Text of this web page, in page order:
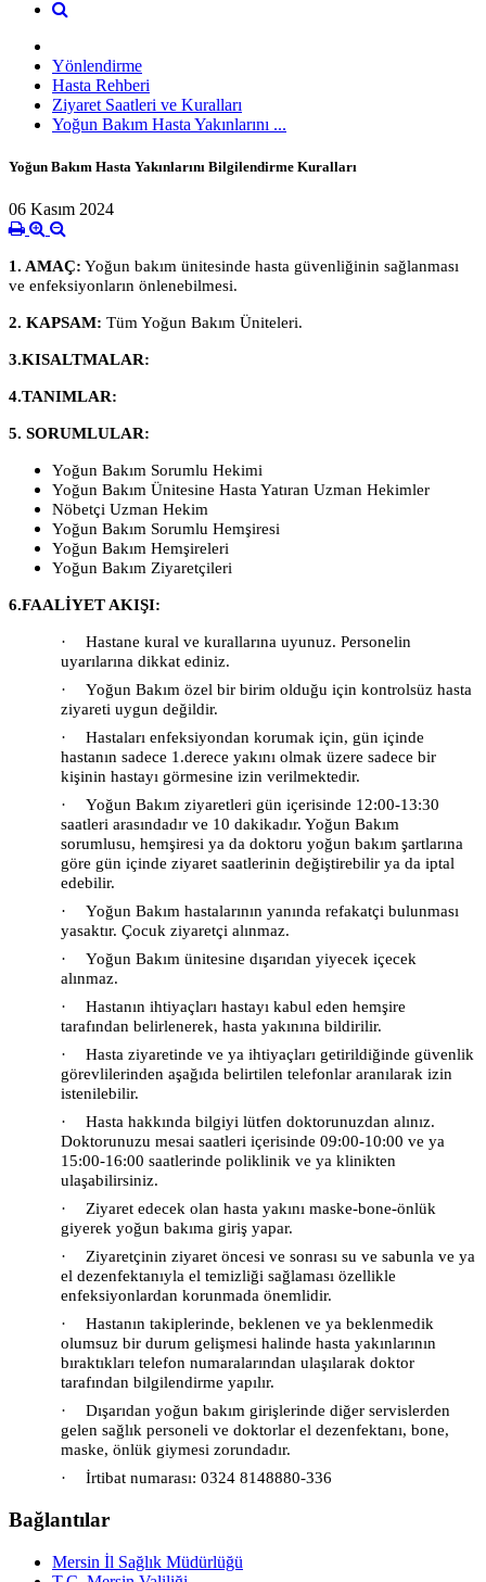
Yönlendirme
Hasta Rehberi
Ziyaret Saatleri ve Kuralları
Yoğun Bakım Hasta Yakınlarını ...
Yoğun Bakım Hasta Yakınlarını Bilgilendirme Kuralları
06 Kasım 2024
1. AMAÇ: Yoğun bakım ünitesinde hasta güvenliğinin sağlanması
ve enfeksiyonların önlenebilmesi.
2. KAPSAM: Tüm Yoğun Bakım Üniteleri.
3.KISALTMALAR:
4.TANIMLAR:
5. SORUMLULAR:
Yoğun Bakım Sorumlu Hekimi
Yoğun Bakım Ünitesine Hasta Yatıran Uzman Hekimler
Nöbetçi Uzman Hekim
Yoğun Bakım Sorumlu Hemşiresi
Yoğun Bakım Hemşireleri
Yoğun Bakım Ziyaretçileri
6.FAALİYET AKIŞI:
·
Hastane kural ve kurallarına uyunuz. Personelin
uyarılarına dikkat ediniz.
·
Yoğun Bakım özel bir birim olduğu için kontrolsüz hasta
ziyareti uygun değildir.
·
Hastaları enfeksiyondan korumak için, gün içinde
hastanın sadece 1.derece yakını olmak üzere sadece bir
kişinin hastayı görmesine izin verilmektedir.
·
Yoğun Bakım ziyaretleri gün içerisinde 12:00-13:30
saatleri arasındadır ve 10 dakikadır. Yoğun Bakım
sorumlusu, hemşiresi ya da doktoru yoğun bakım şartlarına
göre gün içinde ziyaret saatlerinin değiştirebilir ya da iptal
edebilir.
·
Yoğun Bakım hastalarının yanında refakatçi bulunması
yasaktır. Çocuk ziyaretçi alınmaz.
·
Yoğun Bakım ünitesine dışarıdan yiyecek içecek
alınmaz.
·
Hastanın ihtiyaçları hastayı kabul eden hemşire
tarafından belirlenerek, hasta yakınına bildirilir.
·
Hasta ziyaretinde ve ya ihtiyaçları getirildiğinde güvenlik
görevlilerinden aşağıda belirtilen telefonlar aranılarak izin
istenilebilir.
·
Hasta hakkında bilgiyi lütfen doktorunuzdan alınız.
Doktorunuzu mesai saatleri içerisinde 09:00-10:00 ve ya
15:00-16:00 saatlerinde poliklinik ve ya klinikten
ulaşabilirsiniz.
·
Ziyaret edecek olan hasta yakını maske-bone-önlük
giyerek yoğun bakıma giriş yapar.
·
Ziyaretçinin ziyaret öncesi ve sonrası su ve sabunla ve ya
el dezenfektanıyla el temizliği sağlaması özellikle
enfeksiyonlardan korunmada önemlidir.
·
Hastanın takiplerinde, beklenen ve ya beklenmedik
olumsuz bir durum gelişmesi halinde hasta yakınlarının
bıraktıkları telefon numaralarından ulaşılarak doktor
tarafından bilgilendirme yapılır.
·
Dışarıdan yoğun bakım girişlerinde diğer servislerden
gelen sağlık personeli ve doktorlar el dezenfektanı, bone,
maske, önlük giymesi zorundadır.
·
İrtibat numarası: 0324 8148880-336
Bağlantılar
Mersin İl Sağlık Müdürlüğü